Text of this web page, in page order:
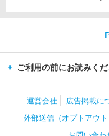
ご利用の前にお読みくだ
運営会社 広告掲載に
外部送信（オプトアウト